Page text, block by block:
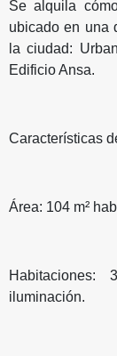
Se alquila
ubicado en una
la ciudad:
Edificio Ansa.
Características
Área: 104 m²
iluminación.